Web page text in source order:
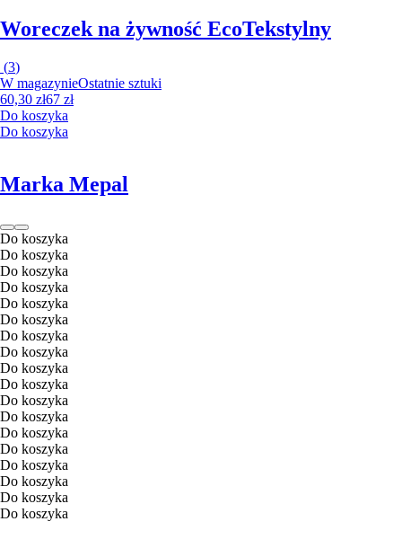
Woreczek na żywność EcoTekstylny
(3)
W magazynieOstatnie sztuki
60,30 zł67 zł
Do koszyka
Do koszyka
Marka Mepal
Do koszyka
Do koszyka
Do koszyka
Do koszyka
Do koszyka
Do koszyka
Do koszyka
Do koszyka
Do koszyka
Do koszyka
Do koszyka
Do koszyka
Do koszyka
Do koszyka
Do koszyka
Do koszyka
Do koszyka
Do koszyka